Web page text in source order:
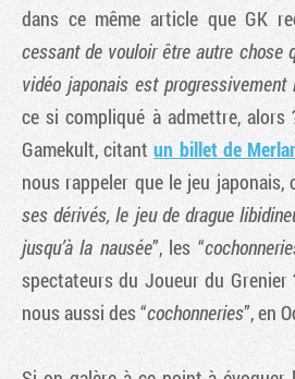
dans ce même article que GK
cessant de vouloir être autre chose
vidéo japonais est progressivement
ce si compliqué à admettre, alors
Gamekult, citantun billet de
nous rappeler que le jeu japonais,
ses dérivés, le jeu de drague
jusqu’à la nausée”, les “
spectateurs du Joueur du Grenier
nous aussi des “cochonneries”, en